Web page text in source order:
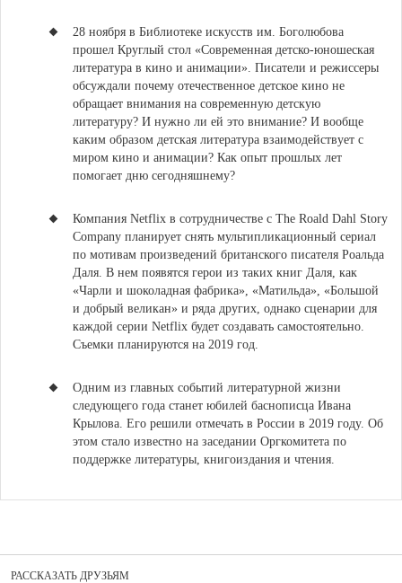
28 ноября в Библиотеке искусств им. Боголюбова
прошел Круглый стол «Современная детско-юношеская
литература в кино и анимации». Писатели и режиссеры
обсуждали почему отечественное детское кино не
обращает внимания на современную детскую
литературу? И нужно ли ей это внимание? И вообще
каким образом детская литература взаимодействует с
миром кино и анимации? Как опыт прошлых лет
помогает дню сегодняшнему?
Компания Netflix в сотрудничестве с The Roald Dahl Story
Company планирует снять мультипликационный сериал
по мотивам произведений британского писателя Роальда
Даля. В нем появятся герои из таких книг Даля, как
«Чарли и шоколадная фабрика», «Матильда», «Большой
и добрый великан» и ряда других, однако сценарии для
каждой серии Netflix будет создавать самостоятельно.
Съемки планируются на 2019 год.
Одним из главных событий литературной жизни
следующего года станет юбилей баснописца Ивана
Крылова. Его решили отмечать в России в 2019 году. Об
этом стало известно на заседании Оргкомитета по
поддержке литературы, книгоиздания и чтения.
РАССКАЗАТЬ ДРУЗЬЯМ